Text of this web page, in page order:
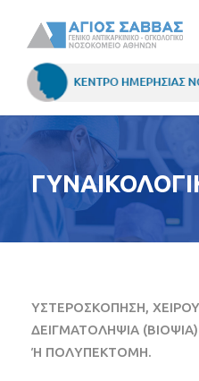
ΥΣΤΕΡΟΣΚΟΠΗΣΗ,
ΔΕΙΓΜΑΤΟΛΗΨΙΑ
Ή ΠΟΛΥΠΕΚΤΟΜΗ.